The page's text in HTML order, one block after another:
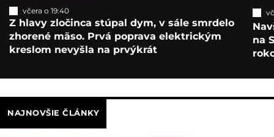
včera o 19:40
Z hlavy zločinca stúpal dym, v sále smrdelo
zhorené mäso. Prvá poprava elektrickým
kreslom nevyšla na prvýkrát
na
NAJNOVŠIE ČLÁNKY